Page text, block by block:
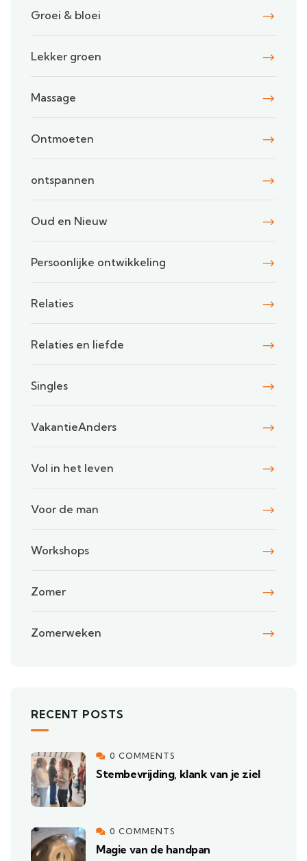
Groei & bloei
Lekker groen
Massage
Ontmoeten
ontspannen
Oud en Nieuw
Persoonlijke ontwikkeling
Relaties
Relaties en liefde
Singles
VakantieAnders
Vol in het leven
Voor de man
Workshops
Zomer
Zomerweken
RECENT POSTS
0 COMMENTS
Stembevrijding, klank van je ziel
0 COMMENTS
Magie van de handpan